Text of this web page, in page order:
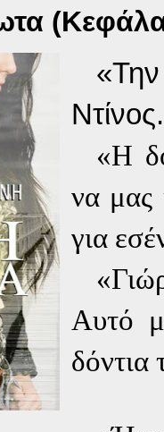
Ντίνος.
«Η
να μας
για
Αυτό
δόντια